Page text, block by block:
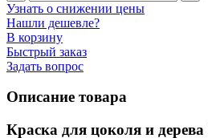
Узнать о снижении цены
Нашли дешевле?
В корзину
Быстрый заказ
Задать вопрос
Описание товара
Краска для цоколя и